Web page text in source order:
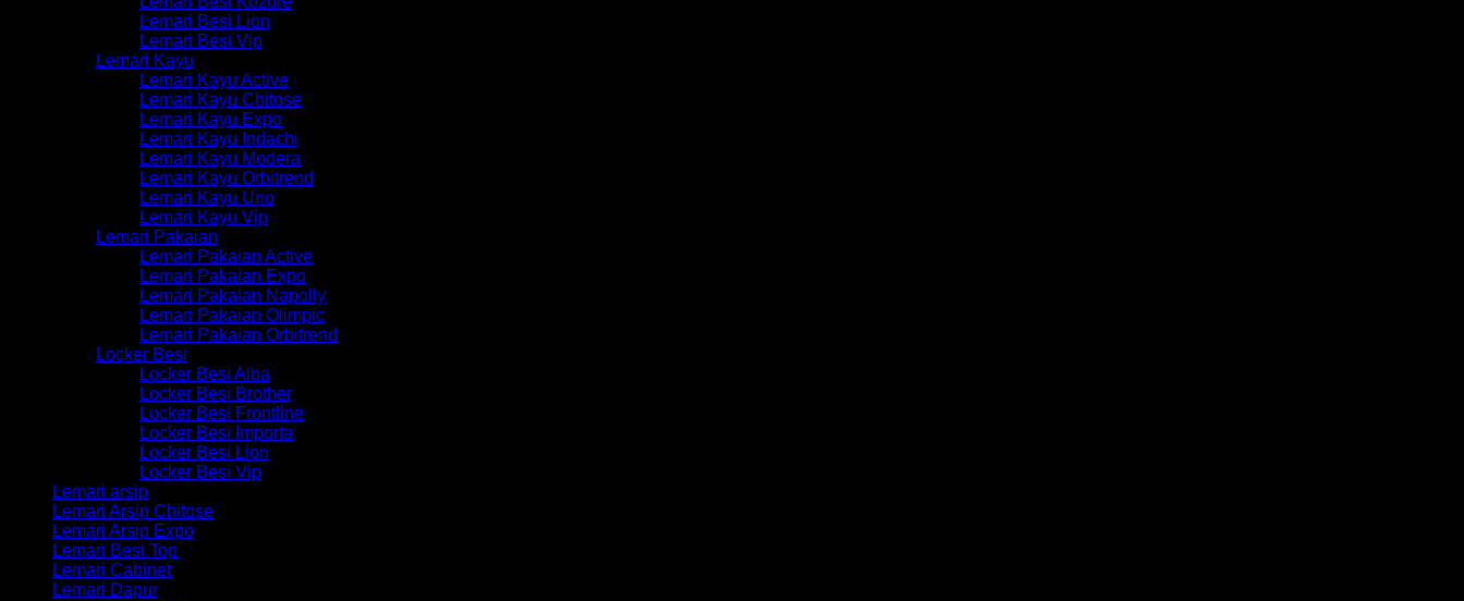
Lemari Besi Lion
Lemari Besi Vip
Lemari Kayu
Lemari Kayu Active
Lemari Kayu Chitose
Lemari Kayu Expo
Lemari Kayu Indachi
Lemari Kayu Modera
Lemari Kayu Orbitrend
Lemari Kayu Uno
Lemari Kayu Vip
Lemari Pakaian
Lemari Pakaian Active
Lemari Pakaian Expo
Lemari Pakaian Napolly
Lemari Pakaian Olimpic
Lemari Pakaian Orbitrend
Locker Besi
Locker Besi Alba
Locker Besi Brother
Locker Besi Frontline
Locker Besi Importa
Locker Besi Lion
Locker Besi Vip
Lemari arsip
Lemari Arsip Chitose
Lemari Arsip Expo
Lemari Besi Top
Lemari Cabinet
Lemari Dapur